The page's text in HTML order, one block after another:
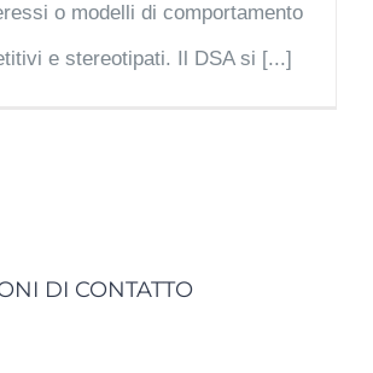
o modelli di comportamento
e stereotipati. Il DSA si [...]
DI CONTATTO